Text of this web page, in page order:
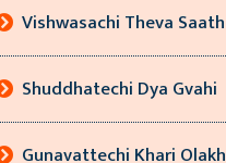
Vishwasachi Theva Saath
Shuddhatechi Dya Gvahi
Gunavattechi Khari Olakh